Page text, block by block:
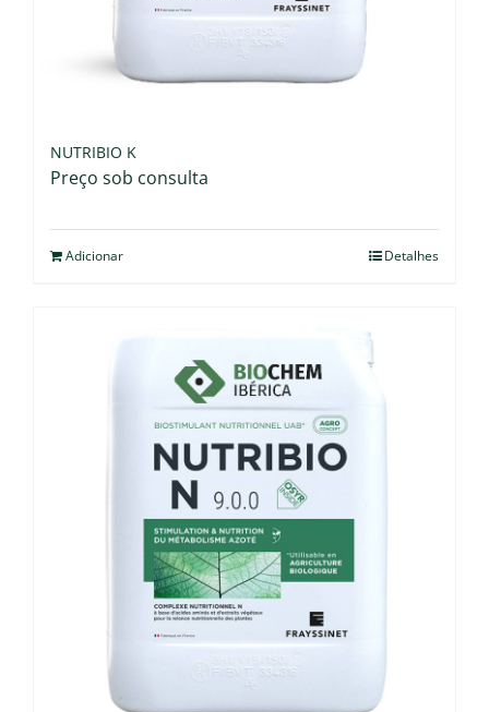
NUTRIBIO K
Preço sob consulta
Adicionar Detalhes